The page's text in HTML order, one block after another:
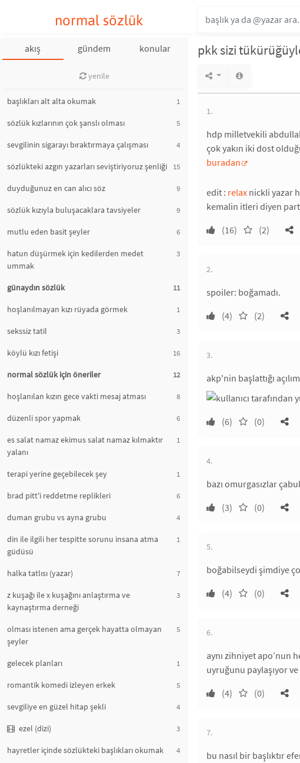
normal sözlük
akış gündem konular
yenile
başlıkları alt alta okumak 1
sözlük kızlarının çok şanslı olması 5
sevgilinin sigarayı bıraktırmaya çalışması 4
sözlükteki azgın yazarları seviştiriyoruz şenliği 15
duyduğunuz en can alıcı söz 9
sözlük kızıyla buluşacaklara tavsiyeler 9
mutlu eden basit şeyler 6
hatun düşürmek için kedilerden medet
ummak
3
günaydın sözlük 11
hoşlanılmayan kızı rüyada görmek 1
sekssiz tatil 3
köylü kızı fetişi 16
normal sözlük için öneriler 12
hoşlanılan kızın gece vakti mesaj atması 8
düzenli spor yapmak 6
es salat namaz ekimus salat namaz kılmaktır
yalanı
1
terapi yerine geçebilecek şey 1
brad pitt'i reddetme replikleri 6
duman grubu vs ayna grubu 4
din ile ilgili her tespitte sorunu insana atma
güdüsü
1
halka tatlısı (yazar) 7
z kuşağı ile x kuşağını anlaştırma ve
kaynaştırma derneği
3
olması istenen ama gerçek hayatta olmayan
şeyler
5
gelecek planları 1
romantik komedi izleyen erkek 5
sevgiliye en güzel hitap şekli 4
ezel (dizi) 3
hayretler içinde sözlükteki başlıkları okumak 4
pkk sizi
1.
hdp milletvekili
çok yakın iki dost
buradan
edit : relax nickli yazar
kemalin itleri diyen
(16)
(2)
2.
spoiler: boğamadı.
(4)
(2)
3.
akp'nin başlattığı
(6) (0)
4.
bazı omurgasızlar
(3)
(0)
5.
boğabilseydi şimdiye
(4)
(0)
6.
aynı zihniyet apo’nun
uyruğunu paylaşıyor ve
(4)
(0)
7.
bu nasıl bir başlıktır